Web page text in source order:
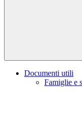
Documenti utili
Famiglie e